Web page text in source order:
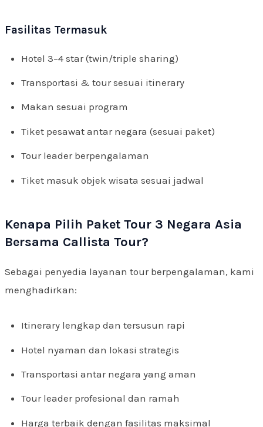
Fasilitas Termasuk
Hotel 3–4 star (twin/triple sharing)
Transportasi & tour sesuai itinerary
Makan sesuai program
Tiket pesawat antar negara (sesuai paket)
Tour leader berpengalaman
Tiket masuk objek wisata sesuai jadwal
Kenapa Pilih Paket Tour 3 Negara Asia
Bersama Callista Tour?
Sebagai penyedia layanan tour berpengalaman, kami
menghadirkan:
Itinerary lengkap dan tersusun rapi
Hotel nyaman dan lokasi strategis
Transportasi antar negara yang aman
Tour leader profesional dan ramah
Harga terbaik dengan fasilitas maksimal